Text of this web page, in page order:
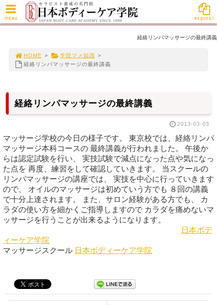
経絡リンパマッサージの最終講義
HOME > 学院マメ知識
>
経絡リンパマッサージの最終講義
経絡リンパマッサージの最終講義
2013-03-03
マッサージ学校の今日の様子です。 東京校では、経絡リンパ
マッサージ本科コースの 最終講義が行われました。 午後か
らは認定試験を行い、 実技試験で減点になった点や気になっ
た点を 再度、練習をして確認していきます。 当スクールの
リンパマッサージの講座では、 実技を中心に行っていきます
ので、 オイルのマッサージは初めていう方でも ８回の講義
で十分上達されます。 また、サロン経験がある方でも、 カ
ラダの使い方を細かくご指導しますので カラダを痛めないマ
ッサージを行うことが出来るようになります。
日本ボデ
ィーケア学院
マッサージスクール 日本ボディーケア学院
MENU REQUEST